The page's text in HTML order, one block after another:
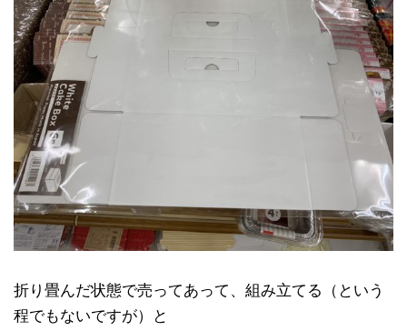
折り畳んだ状態で売ってあって、組み立てる（という
程でもないですが）と